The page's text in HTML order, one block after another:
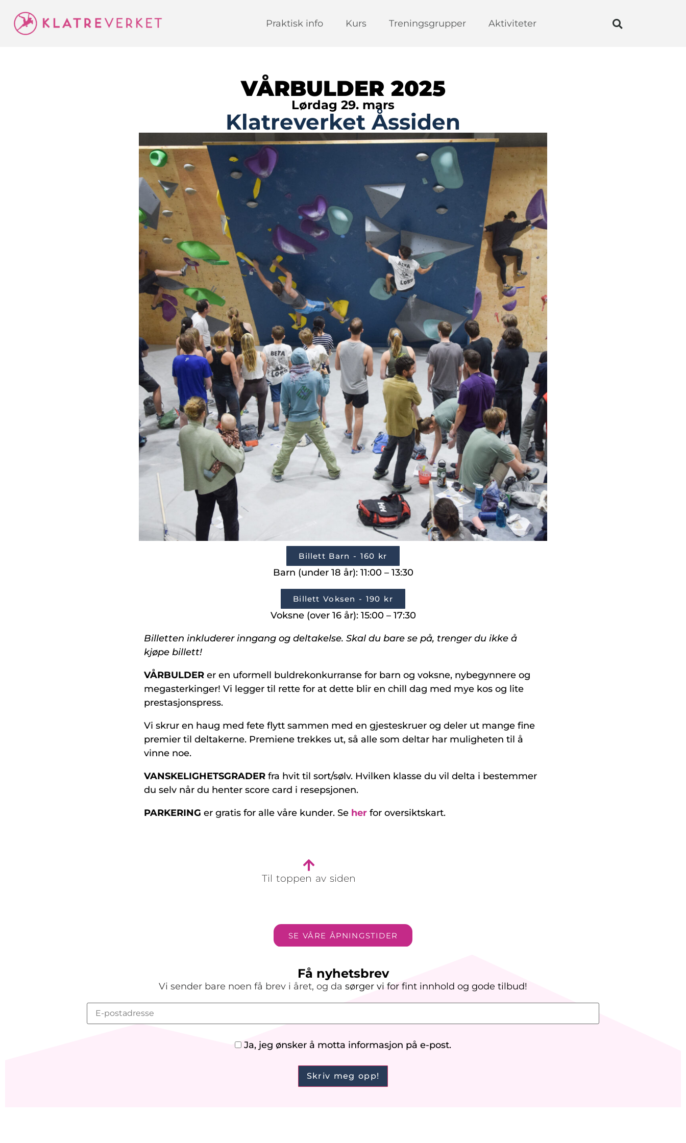
Praktisk info Kurs Treningsgrupper Aktiviteter
VÅRBULDER 2025
Lørdag 29. mars
Klatreverket Åssiden
Billett Barn - 160 kr
Barn (under 18 år): 11:00 – 13:30
Billett Voksen - 190 kr
Voksne (over 16 år): 15:00 – 17:30
Billetten inkluderer inngang og deltakelse. Skal du bare se på, trenger du ikke å
kjøpe billett!
VÅRBULDER er en uformell buldrekonkurranse for barn og voksne, nybegynnere og
megasterkinger! Vi legger til rette for at dette blir en chill dag med mye kos og lite
prestasjonspress.
Vi skrur en haug med fete flytt sammen med en gjesteskruer og deler ut mange fine
premier til deltakerne. Premiene trekkes ut, så alle som deltar har muligheten til å
vinne noe.
VANSKELIGHETSGRADER fra hvit til sort/sølv. Hvilken klasse du vil delta i bestemmer
du selv når du henter score card i resepsjonen.
PARKERING er gratis for alle våre kunder. Se her for oversiktskart.
Til toppen av siden
SE VÅRE ÅPNINGSTIDER
Få nyhetsbrev
Vi sender bare noen få brev i året, og da sørger vi for fint innhold og gode tilbud!
Ja, jeg ønsker å motta informasjon på e-post.